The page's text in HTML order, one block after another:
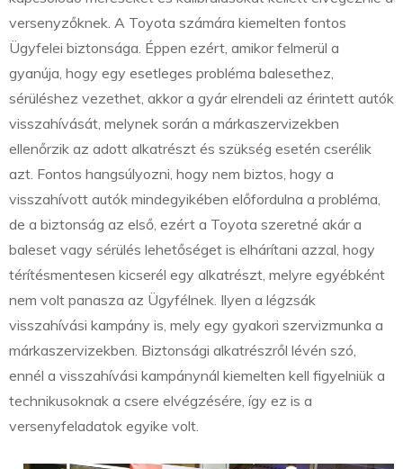
versenyzőknek. A Toyota számára kiemelten fontos
Ügyfelei biztonsága. Éppen ezért, amikor felmerül a
gyanúja, hogy egy esetleges probléma balesethez,
sérüléshez vezethet, akkor a gyár elrendeli az érintett autók
visszahívását, melynek során a márkaszervizekben
ellenőrzik az adott alkatrészt és szükség esetén cserélik
azt. Fontos hangsúlyozni, hogy nem biztos, hogy a
visszahívott autók mindegyikében előfordulna a probléma,
de a biztonság az első, ezért a Toyota szeretné akár a
baleset vagy sérülés lehetőséget is elhárítani azzal, hogy
térítésmentesen kicserél egy alkatrészt, melyre egyébként
nem volt panasza az Ügyfélnek. Ilyen a légzsák
visszahívási kampány is, mely egy gyakori szervizmunka a
márkaszervizekben. Biztonsági alkatrészről lévén szó,
ennél a visszahívási kampánynál kiemelten kell figyelniük a
technikusoknak a csere elvégzésére, így ez is a
versenyfeladatok egyike volt.